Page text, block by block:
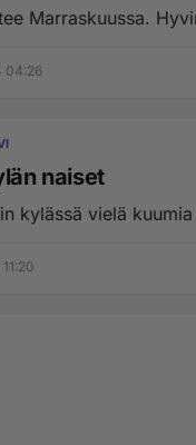
Marraskuussa.
04:26
naiset
kylässä vielä